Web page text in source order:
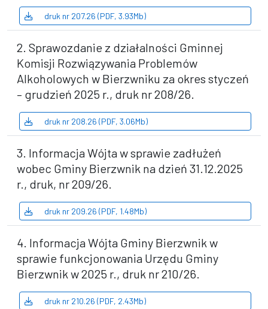
druk nr 207.26 (PDF, 3.93Mb)
2. Sprawozdanie z działalności Gminnej
Komisji Rozwiązywania Problemów
Alkoholowych w Bierzwniku za okres styczeń
– grudzień 2025 r., druk nr 208/26.
druk nr 208.26 (PDF, 3.06Mb)
3. Informacja Wójta w sprawie zadłużeń
wobec Gminy Bierzwnik na dzień 31.12.2025
r., druk, nr 209/26.
druk nr 209.26 (PDF, 1.48Mb)
4. Informacja Wójta Gminy Bierzwnik w
sprawie funkcjonowania Urzędu Gminy
Bierzwnik w 2025 r., druk nr 210/26.
druk nr 210.26 (PDF, 2.43Mb)